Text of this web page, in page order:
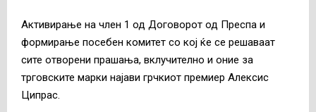
Активирање на член 1 од Договорот од Преспа и
формирање посебен комитет со кој ќе се решаваат
сите отворени прашања, вклучително и оние за
трговските марки најави грчкиот премиер Алексис
Ципрас.